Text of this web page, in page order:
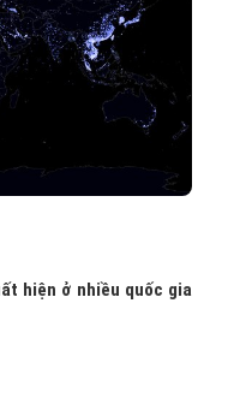
hiện ở nhiều quốc gia